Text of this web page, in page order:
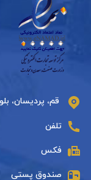
قم، پردیسان،
تلفن
فکس
صندوق پستی